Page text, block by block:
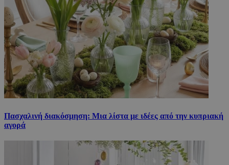
Πασχαλινή διακόσμηση: Μια λίστα με ιδέες από την κυπριακή
αγορά